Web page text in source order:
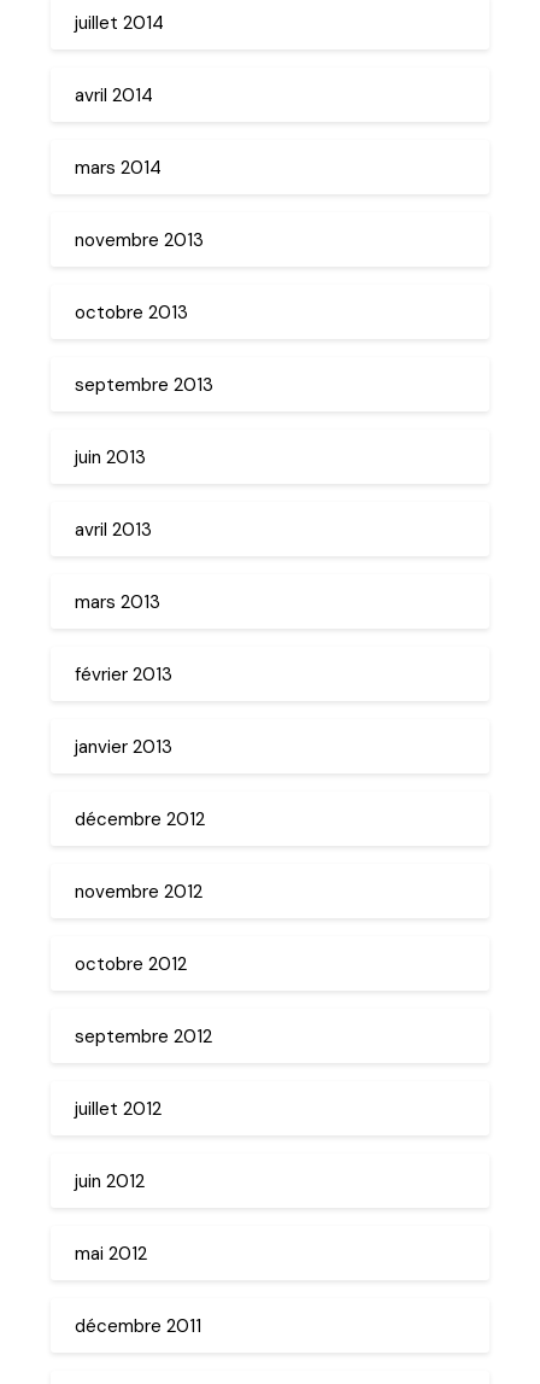
juillet 2014
avril 2014
mars 2014
novembre 2013
octobre 2013
septembre 2013
juin 2013
avril 2013
mars 2013
février 2013
janvier 2013
décembre 2012
novembre 2012
octobre 2012
septembre 2012
juillet 2012
juin 2012
mai 2012
décembre 2011